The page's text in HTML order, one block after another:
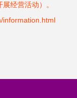
经营活动）。
information.html